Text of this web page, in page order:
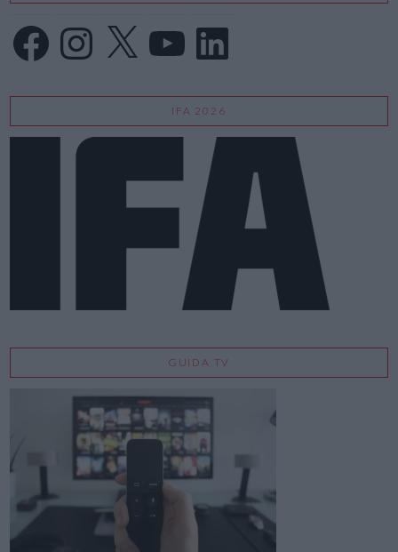
FacebookInstagram
X LinkedIn
IFA 2026
GUIDA TV